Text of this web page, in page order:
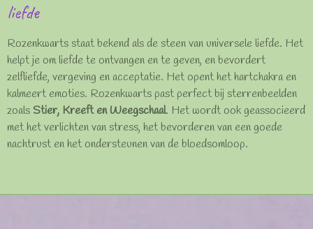
liefde
Rozenkwarts staat bekend als de steen van universele liefde. Het
helpt je om liefde te ontvangen en te geven, en bevordert
zelfliefde, vergeving en acceptatie. Het opent het hartchakra en
kalmeert emoties. Rozenkwarts past perfect bij sterrenbeelden
zoals Stier, Kreeft en Weegschaal. Het wordt ook geassocieerd
met het verlichten van stress, het bevorderen van een goede
nachtrust en het ondersteunen van de bloedsomloop.